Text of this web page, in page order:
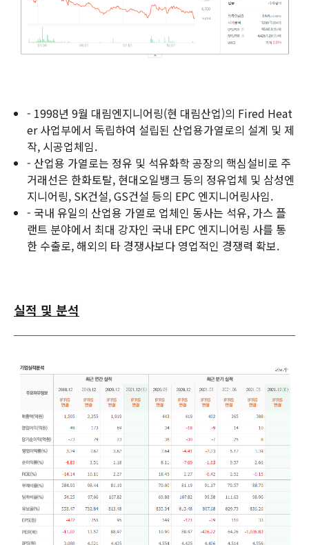
- 1998년 9월 대림엔지니어링(현 대림산업)의 Fired Heat
er 사업부에서 독립하여 설립된 산업용가열로의 설계 및 제
작, 시공업체임.
- 산업용 가열로는 정유 및 석유화학 공장의 핵심설비로 주
거래선은 한화토탈, 현대오일뱅크 등의 정유업체 및 삼성엔
지니어링, SK건설, GS건설 등의 EPC 엔지니어링사임.
- 국내 유일의 산업용 가열로 업체인 동사는 석유, 가스 플
랜트 분야에서 최대 강자인 국내 EPC 엔지니어링 사를 통
한 수출로, 해외의 타 경쟁사보다 영업적인 경쟁력 확보.
실적 및 분석